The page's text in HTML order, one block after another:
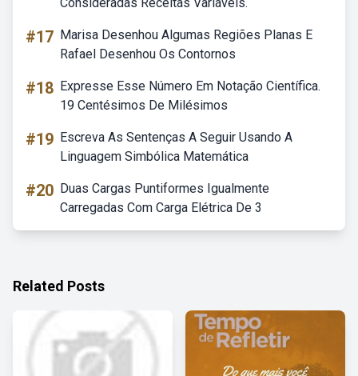
#17 Marisa Desenhou Algumas Regiões Planas E
Rafael Desenhou Os Contornos
#18 Expresse Esse Número Em Notação Científica.
19 Centésimos De Milésimos
#19 Escreva As Sentenças A Seguir Usando A
Linguagem Simbólica Matemática
#20 Duas Cargas Puntiformes Igualmente
Carregadas Com Carga Elétrica De 3
Related Posts